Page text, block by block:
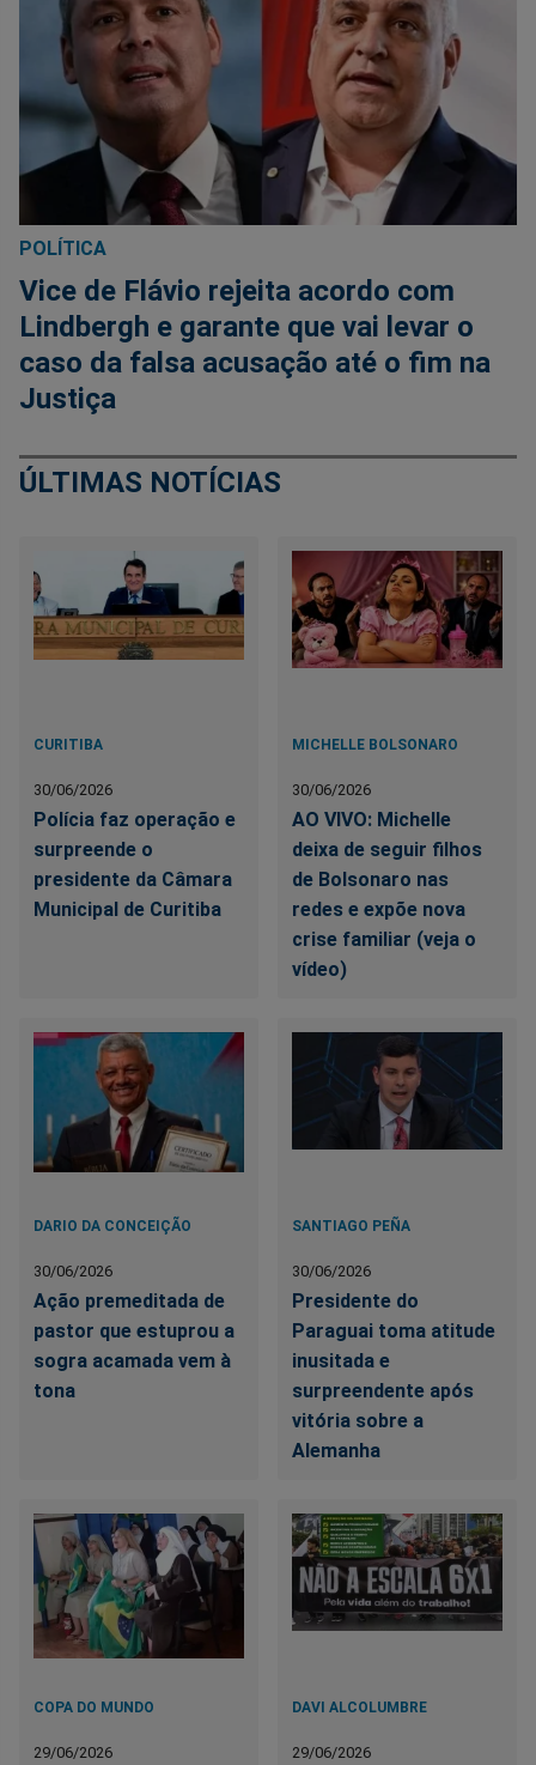
POLÍTICA
Vice de Flávio rejeita acordo com
Lindbergh e garante que vai levar o
caso da falsa acusação até o fim na
Justiça
ÚLTIMAS NOTÍCIAS
CURITIBA
30/06/2026
Polícia faz operação e
surpreende o
presidente da Câmara
Municipal de Curitiba
MICHELLE BOLSONARO
30/06/2026
AO VIVO: Michelle
deixa de seguir filhos
de Bolsonaro nas
redes e expõe nova
crise familiar (veja o
vídeo)
DARIO DA CONCEIÇÃO
30/06/2026
Ação premeditada de
pastor que estuprou a
sogra acamada vem à
tona
SANTIAGO PEÑA
30/06/2026
Presidente do
Paraguai toma atitude
inusitada e
surpreendente após
vitória sobre a
Alemanha
COPA DO MUNDO
29/06/2026
DAVI ALCOLUMBRE
29/06/2026